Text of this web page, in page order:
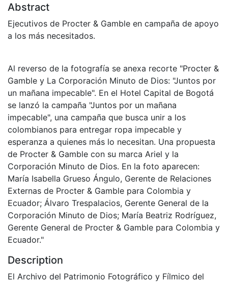
Abstract
Ejecutivos de Procter & Gamble en campaña de apoyo
a los más necesitados.
Al reverso de la fotografía se anexa recorte "Procter &
Gamble y La Corporación Minuto de Dios: "Juntos por
un mañana impecable". En el Hotel Capital de Bogotá
se lanzó la campaña "Juntos por un mañana
impecable", una campaña que busca unir a los
colombianos para entregar ropa impecable y
esperanza a quienes más lo necesitan. Una propuesta
de Procter & Gamble con su marca Ariel y la
Corporación Minuto de Dios. En la foto aparecen:
María Isabella Grueso Ángulo, Gerente de Relaciones
Externas de Procter & Gamble para Colombia y
Ecuador; Álvaro Trespalacios, Gerente General de la
Corporación Minuto de Dios; María Beatriz Rodríguez,
Gerente General de Procter & Gamble para Colombia y
Ecuador."
Description
El Archivo del Patrimonio Fotográfico y Fílmico del